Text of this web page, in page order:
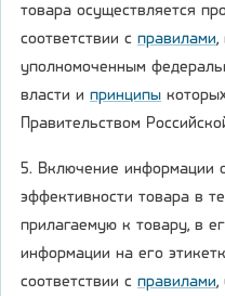
товара осуществляется
соответствии с правилами,
уполномоченным
власти и принципы
Правительством
5. Включение информации
эффективности товара в
прилагаемую к товару, в
информации на его
соответствии с правилами,